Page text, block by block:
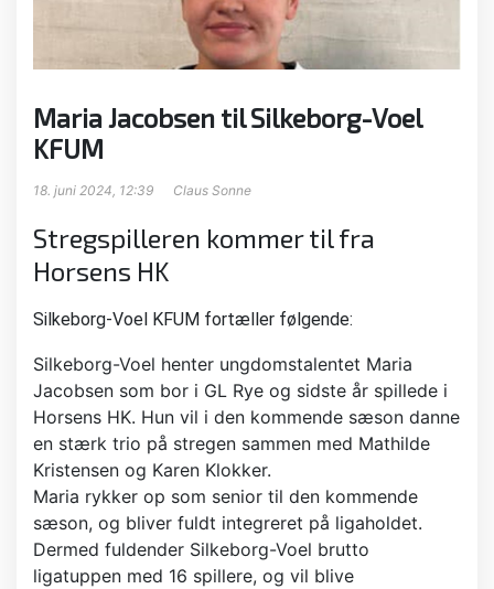
Maria Jacobsen til Silkeborg-Voel
KFUM
18. juni 2024, 12:39 Claus Sonne
Stregspilleren kommer til fra
Horsens HK
Silkeborg-Voel KFUM fortæller følgende:
Silkeborg-Voel henter ungdomstalentet Maria
Jacobsen som bor i GL Rye og sidste år spillede i
Horsens HK. Hun vil i den kommende sæson danne
en stærk trio på stregen sammen med Mathilde
Kristensen og Karen Klokker.
Maria rykker op som senior til den kommende
sæson, og bliver fuldt integreret på ligaholdet.
Dermed fuldender Silkeborg-Voel brutto
ligatuppen med 16 spillere, og vil blive